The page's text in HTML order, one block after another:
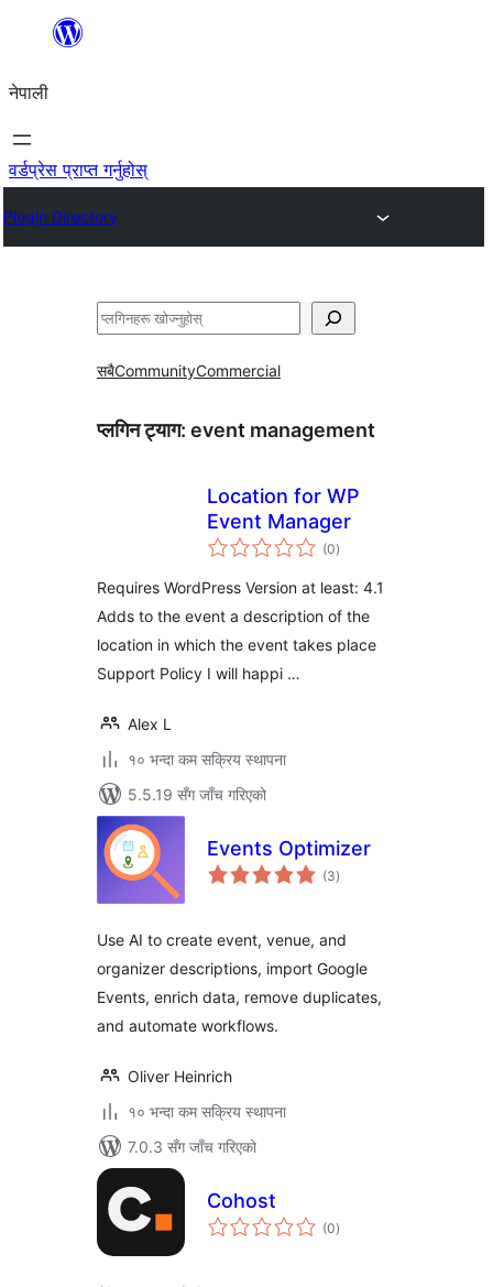
सामग्रीमा
नेपाली
वर्डप्रेस प्राप्त गर्नुहोस्
Plugin Directory
खोज्नुहोस्
सबैCommunityCommercial
प्लगिन ट्याग: event management
Location for WP
Event Manager
(0कुल
रेटिङ्गहरू
)
Requires WordPress Version at least: 4.1
Adds to the event a description of the
location in which the event takes place
Support Policy I will happi …
Alex L
१० भन्दा कम सक्रिय स्थापना
5.5.19 सँग जाँच गरिएको
Events Optimizer
(3कुल
रेटिङ्गहरू
)
Use AI to create event, venue, and
organizer descriptions, import Google
Events, enrich data, remove duplicates,
and automate workflows.
Oliver Heinrich
१० भन्दा कम सक्रिय स्थापना
7.0.3 सँग जाँच गरिएको
Cohost
(0कुल
रेटिङ्गहरू
)